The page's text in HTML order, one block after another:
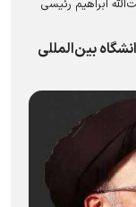
ابراهیم رئیسی
بین‌المللی